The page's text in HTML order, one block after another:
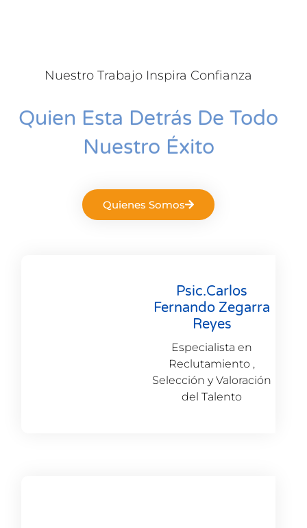
Psic.Carlos
Fernando Zegarra
Reyes
Especialista en
Reclutamiento ,
Selección y Valoración
del Talento
Nuestro Trabajo Inspira Confianza
Quien Esta Detrás De Todo
Nuestro Éxito
Quienes Somos